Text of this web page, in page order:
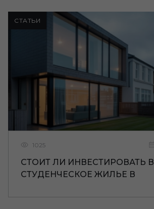
СТАТЬИ
1025
СТОИТ ЛИ ИНВЕСТИРОВАТЬ В
СТУДЕНЧЕСКОЕ ЖИЛЬЕ В